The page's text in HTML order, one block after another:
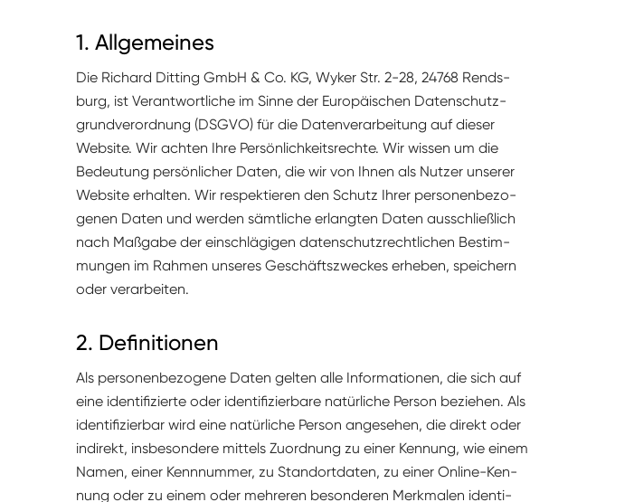
1. Allgemeines
Die Richard Dit­ting GmbH & Co. KG, Wyk­er Str. 2-28, 24768 Rends­
burg, ist Ver­ant­wortliche im Sinne der Europäis­chen Daten­schutz­
grund­verord­nung (DSGVO) für die Daten­ver­ar­beitung auf dieser
Web­site. Wir acht­en Ihre Per­sön­lichkeit­srechte. Wir wis­sen um die
Bedeu­tung per­sön­lich­er Dat­en, die wir von Ihnen als Nutzer unser­er
Web­site erhal­ten. Wir respek­tieren den Schutz Ihrer per­so­n­en­be­zo­
ge­nen Dat­en und wer­den sämtliche erlangten Dat­en auss­chließlich
nach Maß­gabe der ein­schlägi­gen daten­schutzrechtlichen Bes­tim­
mungen im Rah­men unseres Geschäft­szweck­es erheben, spe­ich­ern
oder verarbeiten.
2. Definitionen
Als per­so­n­en­be­zo­gene Dat­en gel­ten alle Infor­ma­tio­nen, die sich auf
eine iden­ti­fizierte oder iden­ti­fizier­bare natür­liche Per­son beziehen. Als
iden­ti­fizier­bar wird eine natür­liche Per­son ange­se­hen, die direkt oder
indi­rekt, ins­beson­dere mit­tels Zuord­nung zu ein­er Ken­nung, wie einem
Namen, ein­er Kennnum­mer, zu Stan­dort­dat­en, zu ein­er Online-Ken­
nung oder zu einem oder mehreren beson­deren Merk­malen iden­ti­